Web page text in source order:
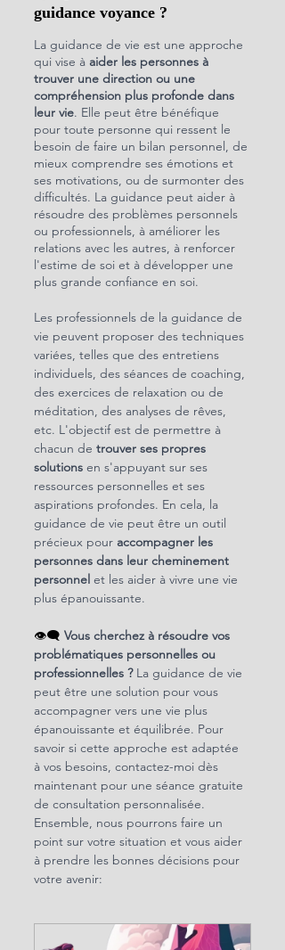
guidance voyance ?
La guidance de vie est une approche
qui vise à aider les personnes à
trouver une direction ou une
compréhension plus profonde dans
leur vie. Elle peut être bénéfique
pour toute personne qui ressent le
besoin de faire un bilan personnel, de
mieux comprendre ses émotions et
ses motivations, ou de surmonter des
difficultés. La guidance peut aider à
résoudre des problèmes personnels
ou professionnels, à améliorer les
relations avec les autres, à renforcer
l'estime de soi et à développer une
plus grande confiance en soi.
Les professionnels de la guidance de
vie peuvent proposer des techniques
variées, telles que des entretiens
individuels, des séances de coaching,
des exercices de relaxation ou de
méditation, des analyses de rêves,
etc. L'objectif est de permettre à
chacun de trouver ses propres
solutions en s'appuyant sur ses
ressources personnelles et ses
aspirations profondes. En cela, la
guidance de vie peut être un outil
précieux pour accompagner les
personnes dans leur cheminement
personnel et les aider à vivre une vie
plus épanouissante.
👁️‍🗨️ Vous cherchez à résoudre vos
problématiques personnelles ou
professionnelles ? La guidance de vie
peut être une solution pour vous
accompagner vers une vie plus
épanouissante et équilibrée. Pour
savoir si cette approche est adaptée
à vos besoins, contactez-moi dès
maintenant pour une séance gratuite
de consultation personnalisée.
Ensemble, nous pourrons faire un
point sur votre situation et vous aider
à prendre les bonnes décisions pour
votre avenir: